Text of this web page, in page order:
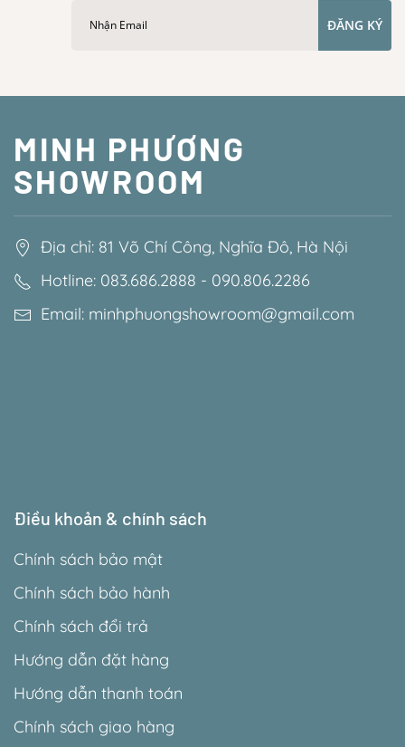
ĐĂNG KÝ
MINH PHƯƠNG
SHOWROOM
Địa chỉ: 81 Võ Chí Công, Nghĩa Đô, Hà Nội
Hotline: 083.686.2888 - 090.806.2286
Email: minhphuongshowroom@gmail.com
Điều khoản & chính sách
Chính sách bảo mật
Chính sách bảo hành
Chính sách đổi trả
Hướng dẫn đặt hàng
Hướng dẫn thanh toán
Chính sách giao hàng